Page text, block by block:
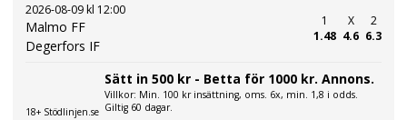
2026-08-09 kl 12:00
Malmo FF
Degerfors IF
1
1.48
X
4.6
2
6.3
18+ Stödlinjen.se
Sätt in 500 kr - Betta för 1000 kr. Annons.
Villkor: Min. 100 kr insättning, oms. 6x, min. 1,8 i odds.
Giltig 60 dagar.